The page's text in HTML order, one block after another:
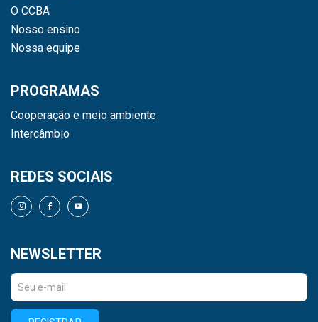
O CCBA
Nosso ensino
Nossa equipe
PROGRAMAS
Cooperação e meio ambiente
Intercâmbio
REDES SOCIAIS
NEWSLETTER